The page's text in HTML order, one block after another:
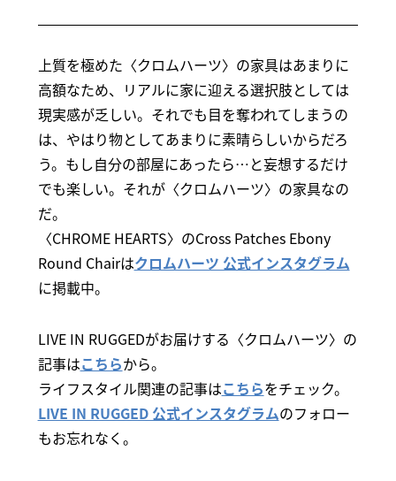
上質を極めた〈クロムハーツ〉の家具はあまりに
高額なため、リアルに家に迎える選択肢としては
現実感が乏しい。それでも目を奪われてしまうの
は、やはり物としてあまりに素晴らしいからだろ
う。もし自分の部屋にあったら…と妄想するだけ
でも楽しい。それが〈クロムハーツ〉の家具なの
だ。
〈CHROME HEARTS〉のCross Patches Ebony
Round Chairはクロムハーツ 公式インスタグラム
に掲載中。
LIVE IN RUGGEDがお届けする〈クロムハーツ〉の
記事はこちらから。
ライフスタイル関連の記事はこちらをチェック。
LIVE IN RUGGED 公式インスタグラムのフォロー
もお忘れなく。